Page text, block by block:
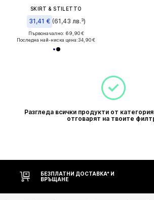
SKIRT & STILETTO
31,41 € (61,43 лв.³)
Първоначално: 69,90 €
Последна най-ниска цена:34,90 €
Разгледа всички продукти от
отговарят на твоите
ДОСТАВКА* И
30